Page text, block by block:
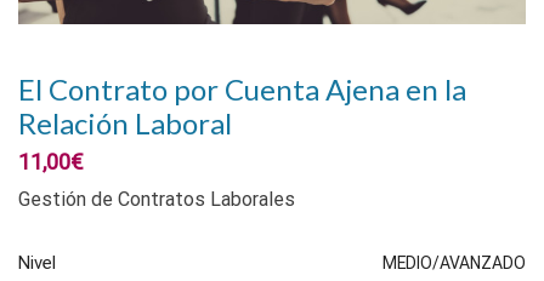
El Contrato por Cuenta Ajena en la
Relación Laboral
11,00€
Gestión de Contratos Laborales
Nivel MEDIO/AVANZADO